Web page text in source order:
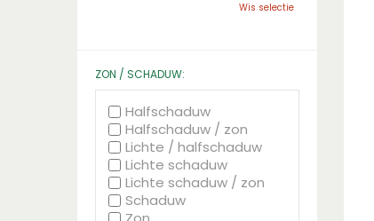
Wis selectie
ZON / SCHADUW:
Halfschaduw
Halfschaduw / zon
Lichte / halfschaduw
Lichte schaduw
Lichte schaduw / zon
Schaduw